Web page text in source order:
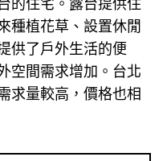
的住宅。露台提供住
種植花草、設置休閒
供了戶外生活的便
空間需求增加。台北
求量較高，價格也相